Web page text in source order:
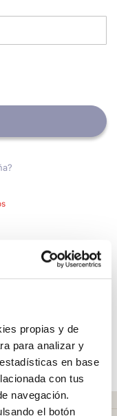
propias y de
para analizar y
en base
con tus
navegación.
el botón
más rápido,